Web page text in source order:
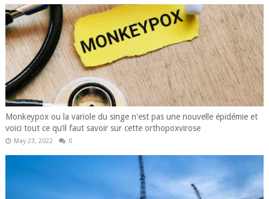
Monkeypox ou la variole du singe n'est pas une nouvelle épidémie et
voici tout ce qu’il faut savoir sur cette orthopoxvirose
May 23, 2022 0